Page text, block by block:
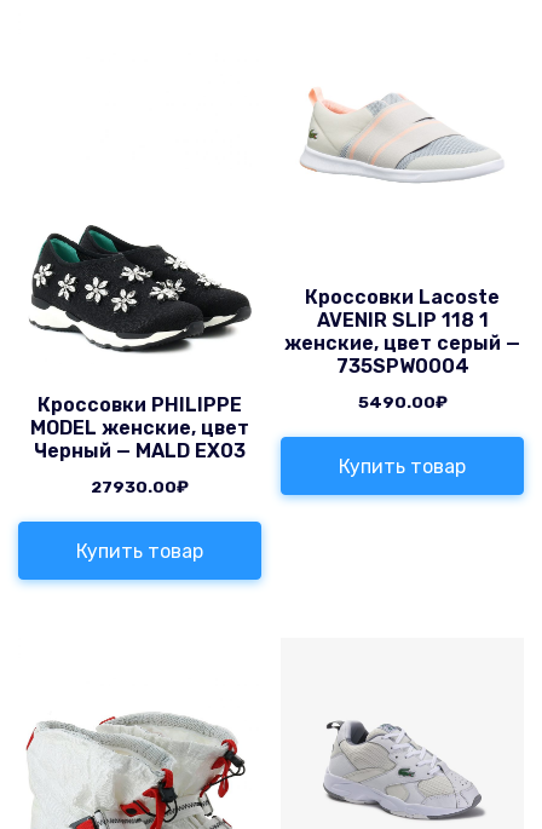
Кроссовки PHILIPPE
MODEL женские, цвет
Черный — MALD EX03
27930.00₽
Купить товар
Кроссовки Lacoste
AVENIR SLIP 118 1
женские, цвет серый —
735SPW0004
5490.00₽
Купить товар